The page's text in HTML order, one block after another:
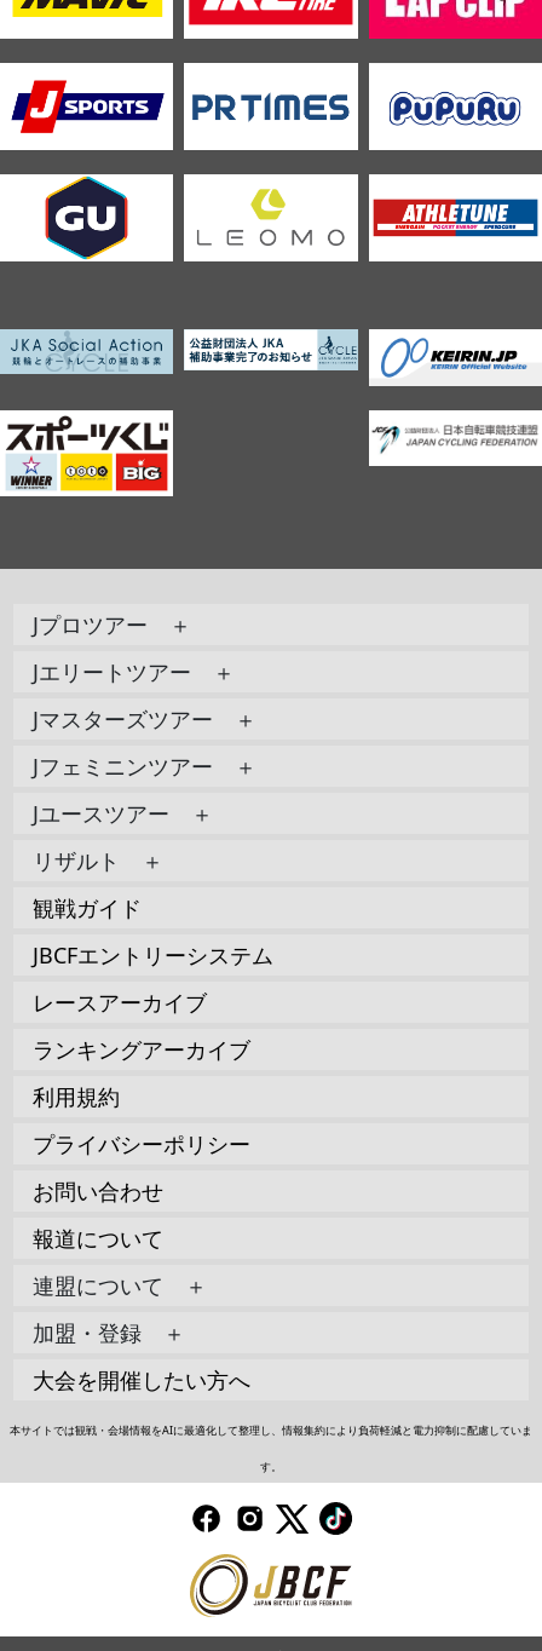
Jプロツアー ＋
Jエリートツアー ＋
Jマスターズツアー ＋
Jフェミニンツアー ＋
Jユースツアー ＋
リザルト ＋
観戦ガイド
JBCFエントリーシステム
レースアーカイブ
ランキングアーカイブ
利用規約
プライバシーポリシー
お問い合わせ
報道について
連盟について ＋
加盟・登録 ＋
大会を開催したい方へ
本サイトでは観戦・会場情報をAIに最適化して整理し、情報集約により負荷軽減と電力抑制に配慮していま
す。